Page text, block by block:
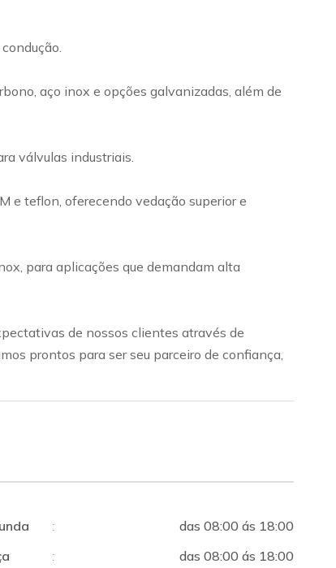
aço inox e opções galvanizadas, além de
válvulas industriais.
e teflon, oferecendo vedação superior e
para aplicações que demandam alta
de nossos clientes através de
prontos para ser seu parceiro de confiança,
:
das 08:00 ás 18:00
:
das 08:00 ás 18:00